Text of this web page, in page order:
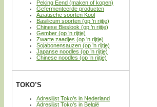
Peking Eend (maken of kopen)
Gefermenteerde producten
Aziatische soorten Kool
Basilicum soorten (op ’n rijtje)
Chinese Bieslook (op ’n rijtje)
Gember (op ’n rijtje)
Zwarte zaadjes (op ’n rijtje)
Sojabonensauzen (op ’n rijtje)
Japanse noodles (op ’n rijtje)
Chinese noodles (op ’n rijtje)
TOKO’S
Adreslijst Toko’s in Nederland
Adreslijst Toko’s in België